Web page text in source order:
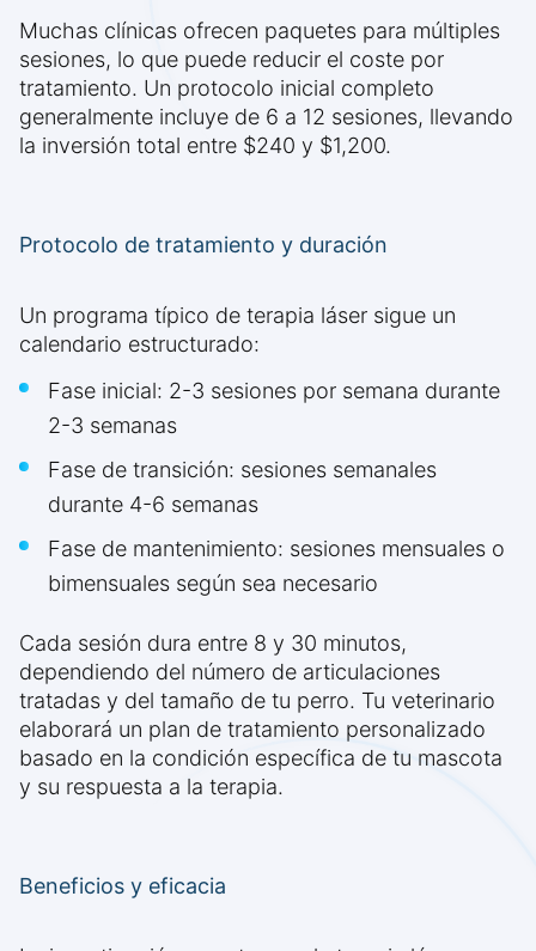
Muchas clínicas ofrecen paquetes para múltiples
sesiones, lo que puede reducir el coste por
tratamiento. Un protocolo inicial completo
generalmente incluye de 6 a 12 sesiones, llevando
la inversión total entre $240 y $1,200.
Protocolo de tratamiento y duración
Un programa típico de terapia láser sigue un
calendario estructurado:
Fase inicial: 2-3 sesiones por semana durante
2-3 semanas
Fase de transición: sesiones semanales
durante 4-6 semanas
Fase de mantenimiento: sesiones mensuales o
bimensuales según sea necesario
Cada sesión dura entre 8 y 30 minutos,
dependiendo del número de articulaciones
tratadas y del tamaño de tu perro. Tu veterinario
elaborará un plan de tratamiento personalizado
basado en la condición específica de tu mascota
y su respuesta a la terapia.
Beneficios y eficacia